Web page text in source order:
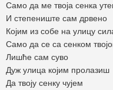
Само да ме твоја сенка
И степениште сам дрвено
Којим из собе на улицу
Само да се са сенком
Лишће сам суво
Дуж улица којим пролазиш
Да твоју сенку чујем